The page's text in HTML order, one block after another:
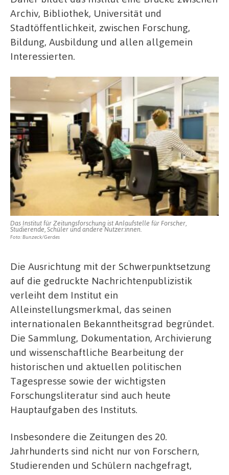
Archiv, Bibliothek, Universität und
Stadtöffentlichkeit, zwischen Forschung,
Bildung, Ausbildung und allen allgemein
Interessierten.
Das Institut für Zeitungsforschung ist Anlaufstelle für Forscher,
Studierende, Schüler und andere Nutzer:innen.
Foto: Bunzeck/Gerdes
Die Ausrichtung mit der Schwerpunktsetzung
auf die gedruckte Nachrichtenpublizistik
verleiht dem Institut ein
Alleinstellungsmerkmal, das seinen
internationalen Bekanntheitsgrad begründet.
Die Sammlung, Dokumentation, Archivierung
und wissenschaftliche Bearbeitung der
historischen und aktuellen politischen
Tagespresse sowie der wichtigsten
Forschungsliteratur sind auch heute
Hauptaufgaben des Instituts.
Insbesondere die Zeitungen des 20.
Jahrhunderts sind nicht nur von Forschern,
Studierenden und Schülern nachgefragt,